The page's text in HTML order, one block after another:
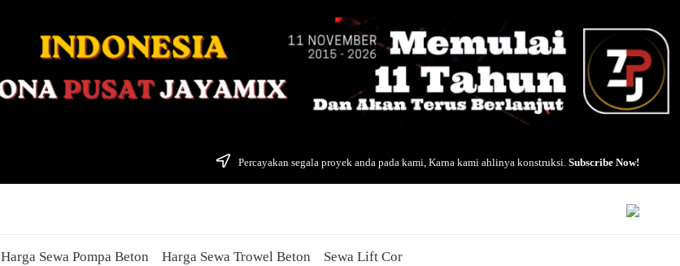
Percayakan segala proyek anda pada kami, Karna kami ahlinya konstruksi. Subscribe Now!
Harga Sewa Pompa Beton Harga Sewa Trowel Beton Sewa Lift Cor